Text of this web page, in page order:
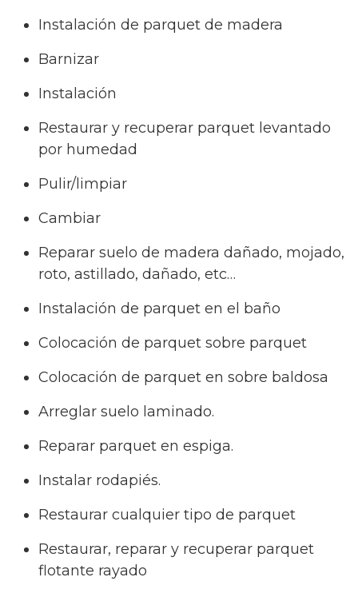
Instalación de parquet de madera
Barnizar
Instalación
Restaurar y recuperar parquet levantado
por humedad
Pulir/limpiar
Cambiar
Reparar suelo de madera dañado, mojado,
roto, astillado, dañado, etc…
Instalación de parquet en el baño
Colocación de parquet sobre parquet
Colocación de parquet en sobre baldosa
Arreglar suelo laminado.
Reparar parquet en espiga.
Instalar rodapiés.
Restaurar cualquier tipo de parquet
Restaurar, reparar y recuperar parquet
flotante rayado